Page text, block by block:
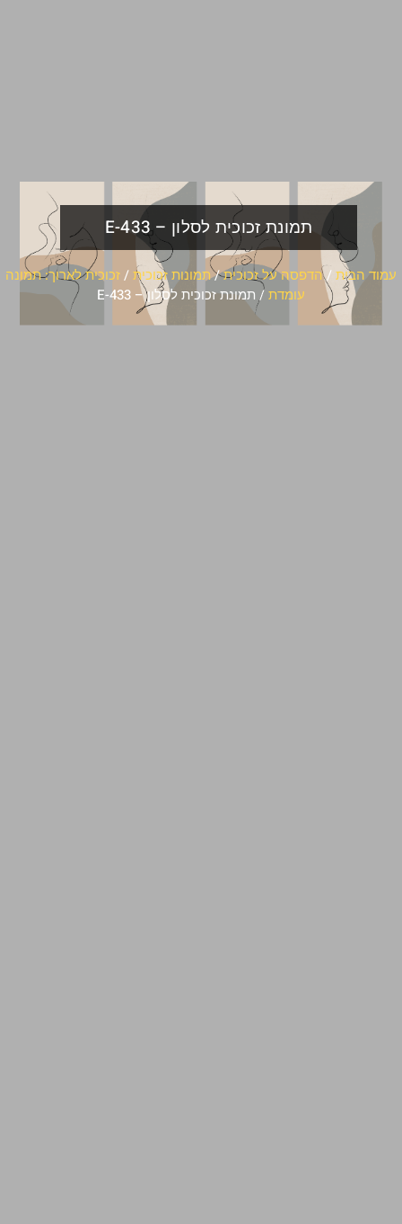
תמונת זכוכית לסלון – E-433
עמוד הבית /הדפסה על זכוכית/תמונות זכוכית/זכוכית לארוך: תמונה
עומדת/ תמונת זכוכית לסלון – E-433